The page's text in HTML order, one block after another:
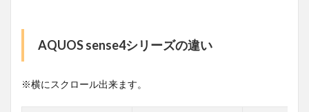
AQUOS sense4シリーズの違い
※横にスクロール出来ます。